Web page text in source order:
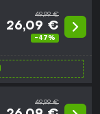
49,99 €
26,09 €
-47%
49,99 €